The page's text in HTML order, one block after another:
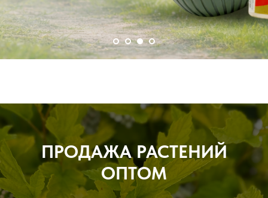
ПРОДАЖА РАСТЕНИЙ
ОПТОМ